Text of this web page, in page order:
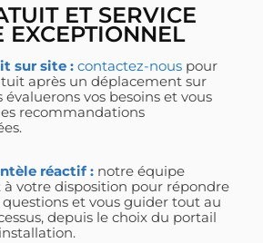
ET SERVICE
EXCEPTIONNEL
sur site : contactez-nous pour
après un déplacement sur
évaluerons vos besoins et vous
recommandations
réactif : notre équipe
à votre disposition pour répondre
questions et vous guider tout au
depuis le choix du portail